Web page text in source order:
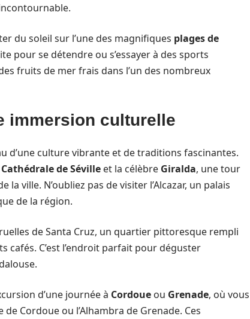
du soleil sur l’une des magnifiques plages de
pour se détendre ou s’essayer à des sports
fruits de mer frais dans l’un des nombreux
immersion culturelle
d’une culture vibrante et de traditions fascinantes.
Cathédrale de Séville et la célèbre Giralda, une tour
ville. N’oubliez pas de visiter l’Alcazar, un palais
de la région.
de Santa Cruz, un quartier pittoresque rempli
C’est l’endroit parfait pour déguster
d’une journée à Cordoue ou Grenade, où vous
Cordoue ou l’Alhambra de Grenade. Ces